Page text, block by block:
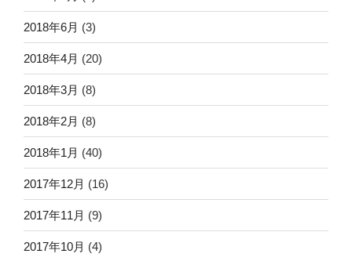
2018年6月 (3)
2018年4月 (20)
2018年3月 (8)
2018年2月 (8)
2018年1月 (40)
2017年12月 (16)
2017年11月 (9)
2017年10月 (4)